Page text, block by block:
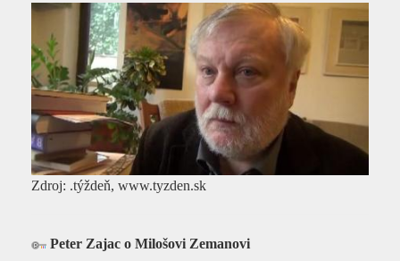
Zdroj: .týždeň, www.tyzden.sk
Peter Zajac o Milošovi Zemanovi